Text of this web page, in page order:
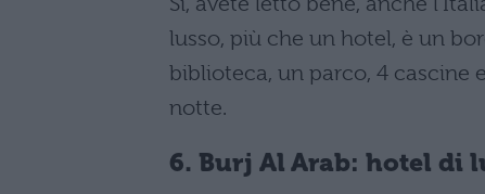
lusso, più che un hotel, è un
biblioteca, un parco, 4 cascine
notte.
6. Burj Al Arab: hotel di